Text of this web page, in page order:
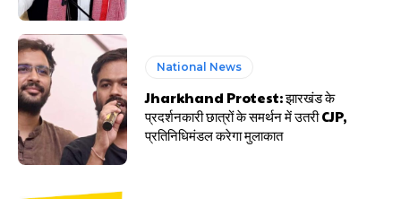
National News
Jharkhand Protest: झारखंड के
प्रदर्शनकारी छात्रों के समर्थन में उतरी CJP,
प्रतिनिधिमंडल करेगा मुलाकात